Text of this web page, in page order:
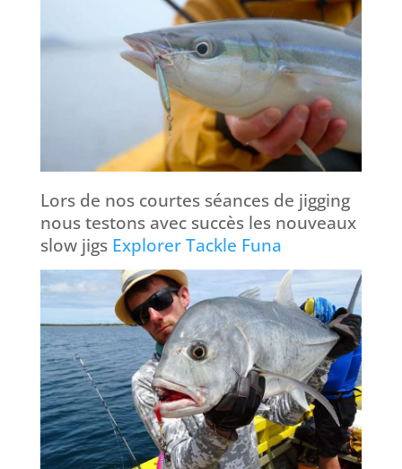
Lors de nos courtes séances de jigging
nous testons avec succès les nouveaux
slow jigs Explorer Tackle Funa